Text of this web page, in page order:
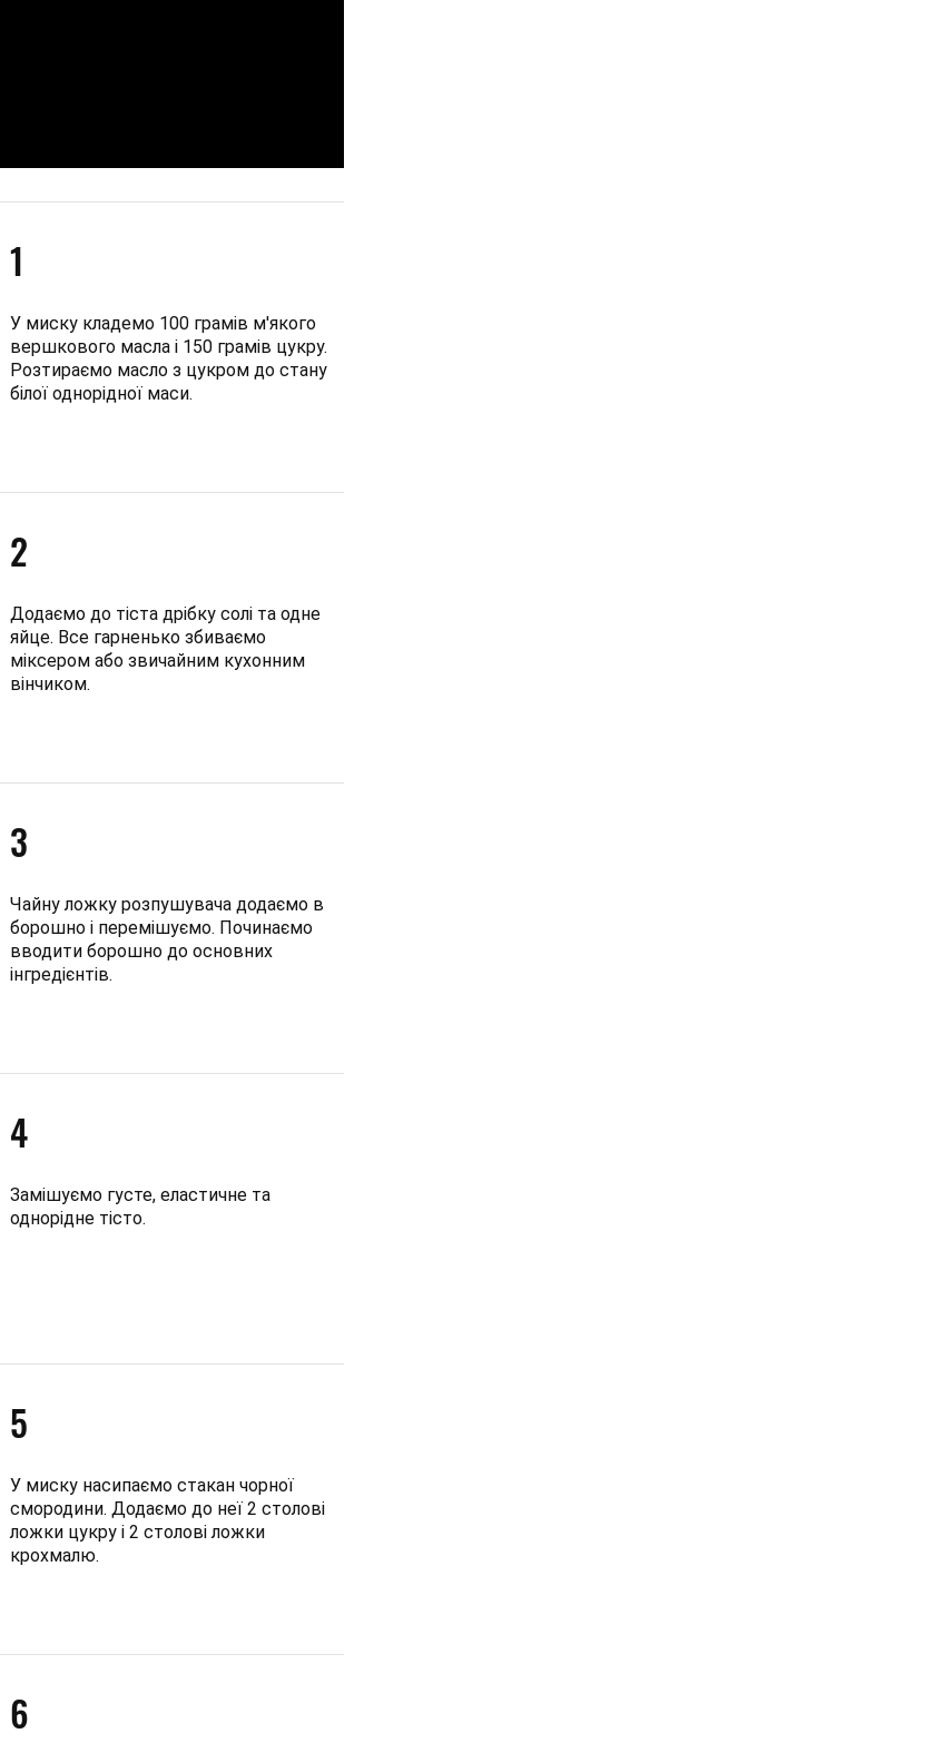
1
У миску кладемо 100 грамів м'якого
вершкового масла і 150 грамів цукру.
Розтираємо масло з цукром до стану
білої однорідної маси.
2
Додаємо до тіста дрібку солі та одне
яйце. Все гарненько збиваємо
міксером або звичайним кухонним
вінчиком.
3
Чайну ложку розпушувача додаємо в
борошно і перемішуємо. Починаємо
вводити борошно до основних
інгредієнтів.
4
Замішуємо густе, еластичне та
однорідне тісто.
5
У миску насипаємо стакан чорної
смородини. Додаємо до неї 2 столові
ложки цукру і 2 столові ложки
крохмалю.
6